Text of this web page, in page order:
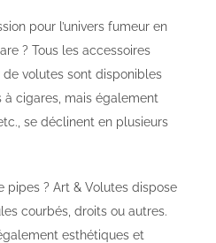
pour l’univers fumeur en
? Tous les accessoires
de volutes sont disponibles
cigares, mais également
se déclinent en plusieurs
pipes ? Art & Volutes dispose
courbés, droits ou autres.
esthétiques et